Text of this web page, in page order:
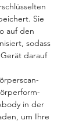
Sie
auf den
sodass
darauf
in der
um Ihre